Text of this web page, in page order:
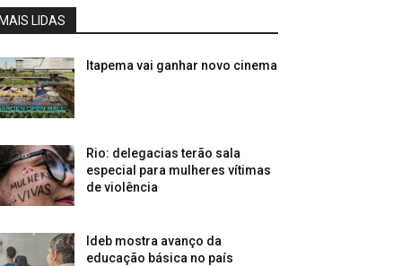
MAIS LIDAS
Itapema vai ganhar novo cinema
Rio: delegacias terão sala
especial para mulheres vítimas
de violência
Ideb mostra avanço da
educação básica no país